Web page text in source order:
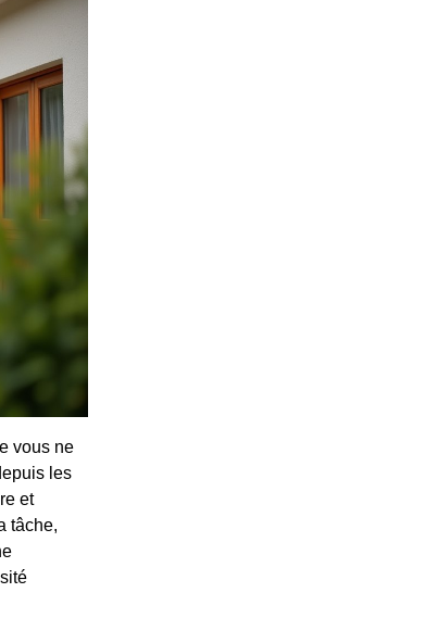
vous ne
les
et
tâche,